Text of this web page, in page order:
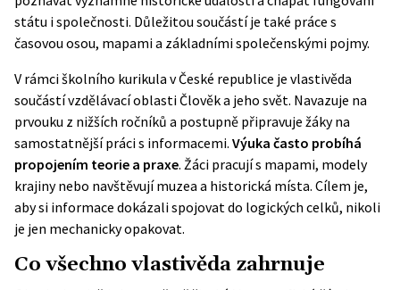
státu i společnosti. Důležitou součástí je také práce s
časovou osou, mapami a základními společenskými pojmy.
V rámci školního kurikula v České republice je vlastivěda
součástí vzdělávací oblasti Člověk a jeho svět. Navazuje na
prvouku z nižších ročníků a postupně připravuje žáky na
samostatnější práci s informacemi. Výuka často probíhá
propojením teorie a praxe. Žáci pracují s mapami, modely
krajiny nebo navštěvují muzea a historická místa. Cílem je,
aby si informace dokázali spojovat do logických celků, nikoli
je jen mechanicky opakovat.
Co všechno vlastivěda zahrnuje